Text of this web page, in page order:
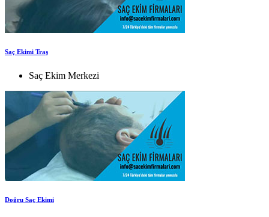
Saç Ekimi Traş
Saç Ekim Merkezi
Doğru Saç Ekimi